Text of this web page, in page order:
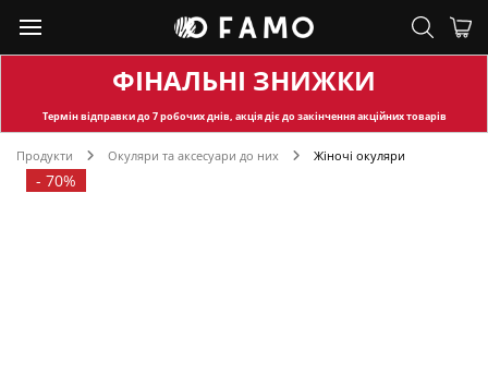
ФІНАЛЬНІ ЗНИЖКИ
Термін відправкидо 7 робочих днів, акція діє до закінчення акційних товарів
Продукти Окуляри та аксесуари до них Жіночі окуляри
- 70%